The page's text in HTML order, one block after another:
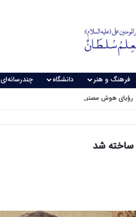
فرهنگ و هنر دانشگاه چندرسانه‌ای
رؤیای هوش مصنوعی چه زمانی واقعی می‌شود؟
ساخته شد